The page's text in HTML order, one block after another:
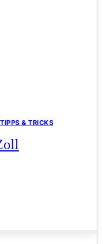
& TRICKS